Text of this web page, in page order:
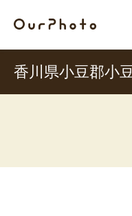
香川県小豆郡小